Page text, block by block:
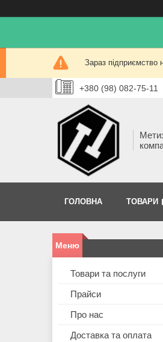
Зараз підприємство
+380 (98) 082-75-11
ГОЛОВНА ТОВАРИ
Товари та послуги
Прайси
Про нас
Доставка та оплата